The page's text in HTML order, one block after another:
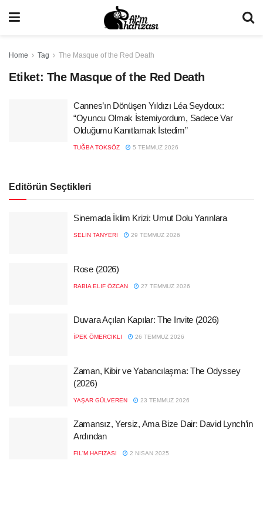
Home Tag The Masque of the Red Death
Etiket: The Masque of the Red Death
Cannes’ın Dönüşen Yıldızı Léa Seydoux:
“Oyuncu Olmak İstemiyordum, Sadece Var
Olduğumu Kanıtlamak İstedim”
TUĞBA TOKSÖZ 5 TEMMUZ 2026
Editörün Seçtikleri
Sinemada İklim Krizi: Umut Dolu Yarınlara
SELIN TANYERI 29 TEMMUZ 2026
Rose (2026)
RABIA ELIF ÖZCAN 27 TEMMUZ 2026
Duvara Açılan Kapılar: The Invite (2026)
İPEK ÖMERCIKLI 26 TEMMUZ 2026
Zaman, Kibir ve Yabancılaşma: The Odyssey
(2026)
YAŞAR GÜLVEREN 23 TEMMUZ 2026
Zamansız, Yersiz, Ama Bize Dair: David Lynch’in
Ardından
FIL'M HAFIZASI 2 NISAN 2025